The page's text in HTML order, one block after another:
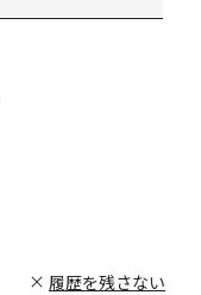
履歴を残さない